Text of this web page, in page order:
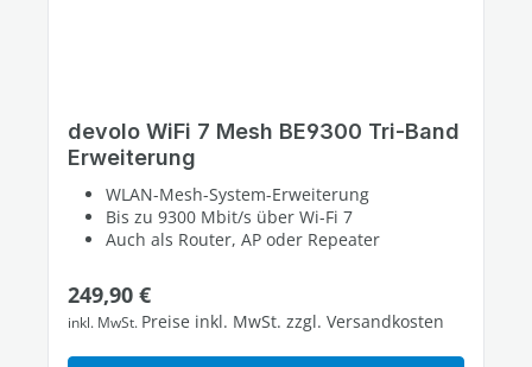
devolo WiFi 7 Mesh BE9300 Tri-Band
Erweiterung
WLAN-Mesh-System-Erweiterung
Bis zu 9300 Mbit/s über Wi-Fi 7
Auch als Router, AP oder Repeater
Regulärer Preis:
249,90 €
inkl. MwSt. Preise inkl. MwSt. zzgl. Versandkosten